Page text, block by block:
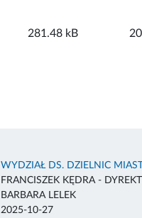
281.48 kB
WYDZIAŁ DS. DZIELNIC
FRANCISZEK KĘDRA -
BARBARA LELEK
2025-10-27